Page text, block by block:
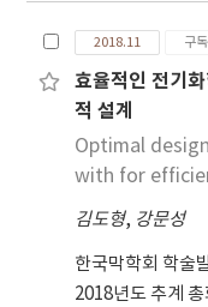
개선함으로서
가격저감 효과
레독스 흐름전
략에 대해 논의
혹은 가격저감
소개한다.
2018.11 구
효율적인 전기
적 설계
Optimal
with for
김도형, 강문성
한국막학회 학술
2018년도 추계 총